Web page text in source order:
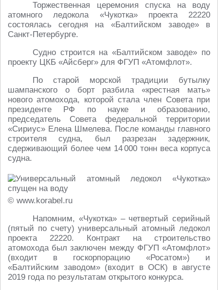
Торжественная церемония спуска на воду
атомного ледокола «Чукотка» проекта 22220
состоялась сегодня на «Балтийском заводе» в
Санкт-Петербурге.
Судно строится на «Балтийском заводе» по
проекту ЦКБ «Айсберг» для ФГУП «Атомфлот».
По старой морской традиции бутылку
шампанского о борт разбила «крестная мать»
нового атомохода, которой стала член Совета при
президенте РФ по науке и образованию,
председатель Совета федеральной территории
«Сириус» Елена Шмелева. После команды главного
строителя судна, был разрезан задержник,
сдерживающий более чем 14 000 тонн веса корпуса
судна.
© www.korabel.ru
Напомним, «Чукотка» – четвертый серийный
(пятый по счету) универсальный атомный ледокол
проекта 22220. Контракт на строительство
атомохода был заключен между ФГУП «Атомфлот»
(входит в госкорпорацию «Росатом») и
«Балтийским заводом» (входит в ОСК) в августе
2019 года по результатам открытого конкурса.